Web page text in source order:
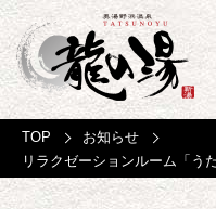
TOP
お知らせ
リラクゼーションルーム「う